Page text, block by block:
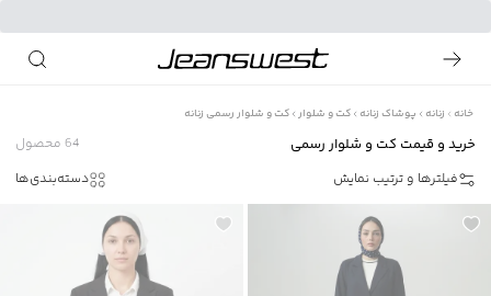
خانه زنانه پوشاک زنانه کت و شلوار کت و شلوار رسمی زنانه
خرید و قیمت کت و شلوار رسمی 64 محصول
فیلترها و ترتیب نمایش
دسته‌بندی‌ها